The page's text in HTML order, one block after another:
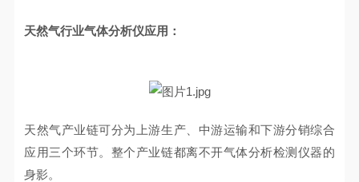
天然气行业气体分析仪应用：
天然气产业链可分为上游生产、中游运输和下游分销综合
应用三个环节。整个产业链都离不开气体分析检测仪器的
身影。